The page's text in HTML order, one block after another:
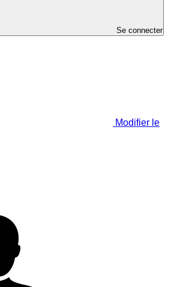
Se connecter
Modifier le